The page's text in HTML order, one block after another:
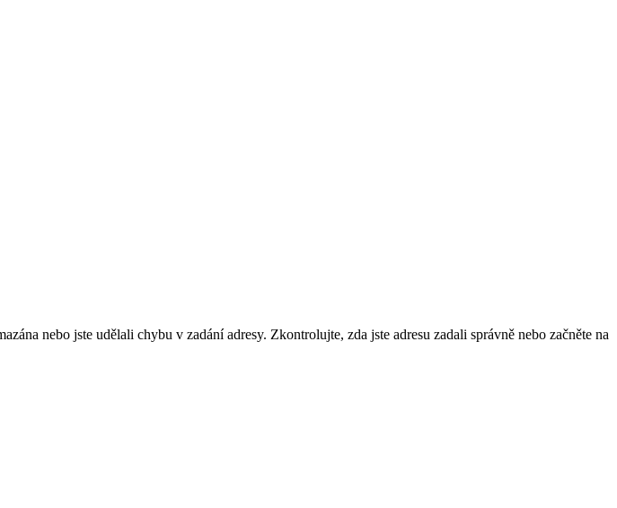
nebo jste udělali chybu v zadání adresy. Zkontrolujte, zda jste adresu zadali správně nebo začněte na